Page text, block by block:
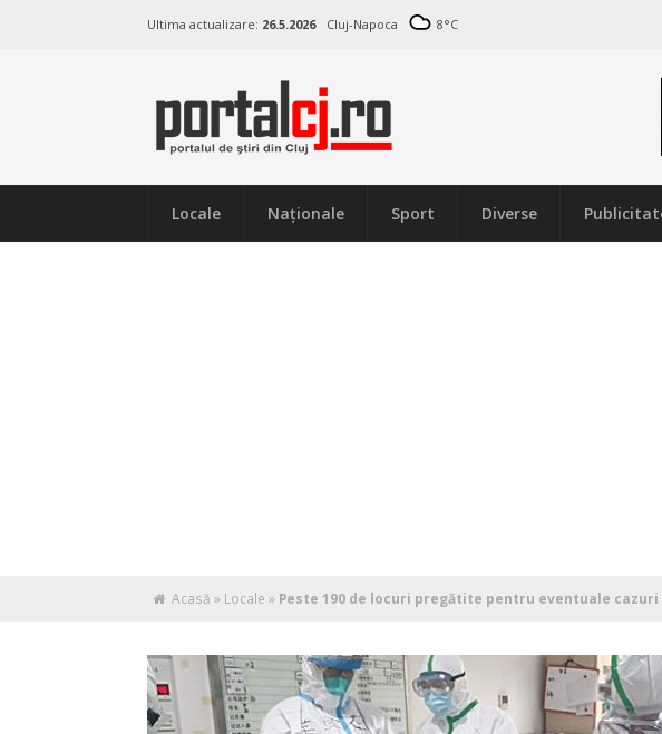
Ultima actualizare: 26.5.2026 Cluj-Napoca 8°C
Locale Naţionale Sport Diverse
Acasă » Locale » Peste 190 de locuri pregătite pentru eventuale